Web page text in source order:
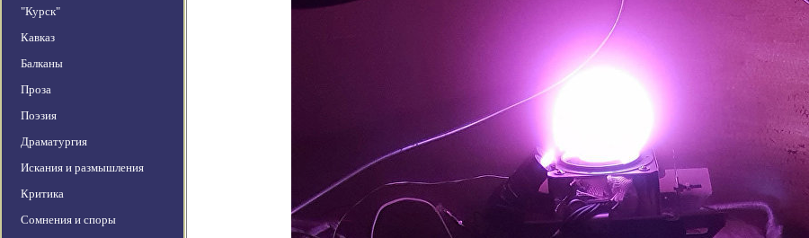
"Курск"
Кавказ
Балканы
Проза
Поэзия
Драматургия
Искания и размышления
Критика
Сомнения и споры